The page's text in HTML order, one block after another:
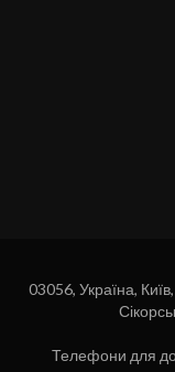
03056, Україна,
Телефони для